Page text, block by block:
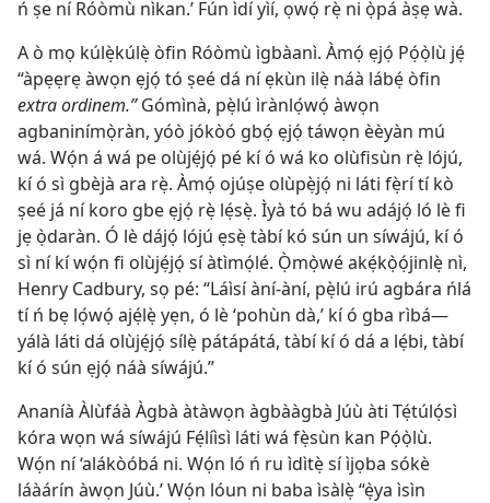
ń ṣe ní Róòmù nìkan.’ Fún ìdí yìí, ọwọ́ rẹ̀ ni ọ̀pá àṣẹ wà.
A ò mọ kúlẹ̀kúlẹ̀ òfin Róòmù ìgbàanì. Àmọ́ ẹjọ́ Pọ́ọ̀lù jẹ́
“àpẹẹrẹ àwọn ẹjọ́ tó ṣeé dá ní ẹkùn ilẹ̀ náà lábẹ́ òfin
extra ordinem.”Gómìnà, pẹ̀lú ìrànlọ́wọ́ àwọn
agbaninímọ̀ràn, yóò jókòó gbọ́ ẹjọ́ táwọn èèyàn mú
wá. Wọ́n á wá pe olùjẹ́jọ́ pé kí ó wá ko olùfisùn rẹ̀ lójú,
kí ó sì gbèjà ara rẹ̀. Àmọ́ ojúṣe olùpẹ̀jọ́ ni láti fẹ̀rí tí kò
ṣeé já ní koro gbe ẹjọ́ rẹ̀ lẹ́sẹ̀. Ìyà tó bá wu adájọ́ ló lè fi
jẹ ọ̀daràn. Ó lè dájọ́ lójú ẹsẹ̀ tàbí kó sún un síwájú, kí ó
sì ní kí wọ́n fi olùjẹ́jọ́ sí àtìmọ́lé. Ọ̀mọ̀wé akẹ́kọ̀ọ́jinlẹ̀ nì,
Henry Cadbury, sọ pé: “Láìsí àní-àní, pẹ̀lú irú agbára ńlá
tí ń bẹ lọ́wọ́ ajẹ́lẹ̀ yẹn, ó lè ‘pohùn dà,’ kí ó gba rìbá—
yálà láti dá olùjẹ́jọ́ sílẹ̀ pátápátá, tàbí kí ó dá a lẹ́bi, tàbí
kí ó sún ẹjọ́ náà síwájú.”
Ananíà Àlùfáà Àgbà àtàwọn àgbààgbà Júù àti Tẹ́túlọ́sì
kóra wọn wá síwájú Fẹ́líìsì láti wá fẹ̀sùn kan Pọ́ọ̀lù.
Wọ́n ní ‘alákòóbá ni. Wọ́n ló ń ru ìdìtẹ̀ sí ìjọba sókè
láàárín àwọn Júù.’ Wọ́n lóun ni baba ìsàlẹ̀ “ẹ̀ya ìsìn